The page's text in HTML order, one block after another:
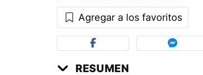
Agregar a los favoritos
RESUMEN